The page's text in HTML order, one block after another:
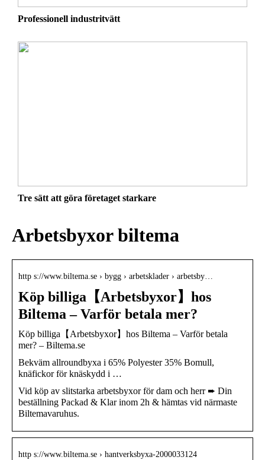
Professionell industritvätt
Tre sätt att göra företaget starkare
Arbetsbyxor biltema
http s://www.biltema.se › bygg › arbetsklader › arbetsby…
Köp billiga【Arbetsbyxor】hos
Biltema – Varför betala mer?
Köp billiga【Arbetsbyxor】hos Biltema – Varför betala
mer? – Biltema.se
Bekväm allroundbyxa i 65% Polyester 35% Bomull,
knäfickor för knäskydd i …
Vid köp av slitstarka arbetsbyxor för dam och herr ➨ Din
beställning Packad & Klar inom 2h & hämtas vid närmaste
Biltemavaruhus.
http s://www.biltema.se › hantverksbyxa-2000033124